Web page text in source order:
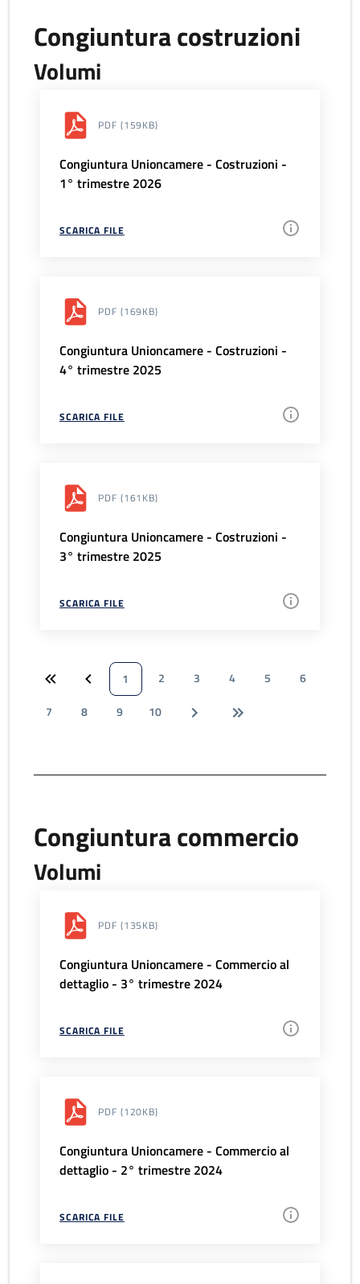
Congiuntura costruzioni
Volumi
PDF (159KB)
Congiuntura Unioncamere - Costruzioni -
1° trimestre 2026
SCARICA FILE
PDF (169KB)
Congiuntura Unioncamere - Costruzioni -
4° trimestre 2025
SCARICA FILE
PDF (161KB)
Congiuntura Unioncamere - Costruzioni -
3° trimestre 2025
SCARICA FILE
1 2 3 4 5
6
7
8 9 10
Congiuntura commercio
Volumi
PDF (135KB)
Congiuntura Unioncamere - Commercio al
dettaglio - 3° trimestre 2024
SCARICA FILE
PDF (120KB)
Congiuntura Unioncamere - Commercio al
dettaglio - 2° trimestre 2024
SCARICA FILE